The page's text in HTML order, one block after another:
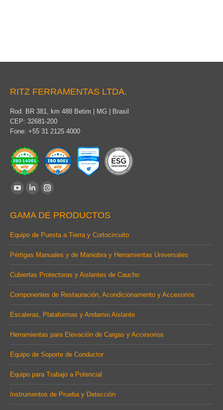
RITZ FERRAMENTAS LTDA.
Rod. BR 381, km 488 Betim | MG | Brasil
CEP: 32681-200
Fone: +55 31 2125 4000
Find us on:
opens
in
window
Linkedin
opens
in
window
Instagram
opens
in
window
GAMA DE PRODUCTOS
Equipo de Puesta a Tierra y Cortocircuito
Pértigas Manuales y de Maniobra y Herramientas Universales
Cubiertas Protectoras y Aislantes de Caucho
Componentes de Restauración, Acondicionamento y Accesorios
Escaleras, Plataformas y Andamio Aislante
Herramientas para Elevación de Cargas y Accesorios
Equipo de Soporte de Conductor
Equipo para Trabajo a Potencial
Instrumentos de Prueba y Detección